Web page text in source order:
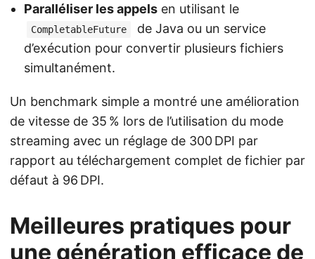
Paralléliser les appels en utilisant le
CompletableFuture
de Java ou un service
d’exécution pour convertir plusieurs fichiers
simultanément.
Un benchmark simple a montré une amélioration
de vitesse de 35 % lors de l’utilisation du mode
streaming avec un réglage de 300 DPI par
rapport au téléchargement complet de fichier par
défaut à 96 DPI.
Meilleures pratiques pour
une génération efficace de